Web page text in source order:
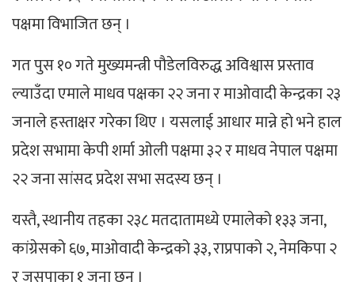
पक्षमा विभाजित छन् ।
गत पुस १० गते मुख्यमन्त्री पौडेलविरुद्ध अविश्वास प्रस्ताव
ल्याउँदा एमाले माधव पक्षका २२ जना र माओवादी केन्द्रका २३
जनाले हस्ताक्षर गरेका थिए । यसलाई आधार मान्ने हो भने हाल
प्रदेश सभामा केपी शर्मा ओली पक्षमा ३२ र माधव नेपाल पक्षमा
२२ जना सांसद प्रदेश सभा सदस्य छन् ।
यस्तै, स्थानीय तहका २३८ मतदातामध्ये एमालेको १३३ जना,
कांग्रेसको ६७, माओवादी केन्द्रको ३३, राप्रपाको २, नेमकिपा २